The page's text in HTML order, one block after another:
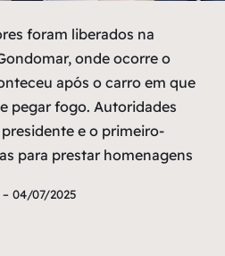
foram liberados na
onde ocorre o
após o carro em que
pegar fogo. Autoridades
e o primeiro-
para prestar homenagens
04/07/2025